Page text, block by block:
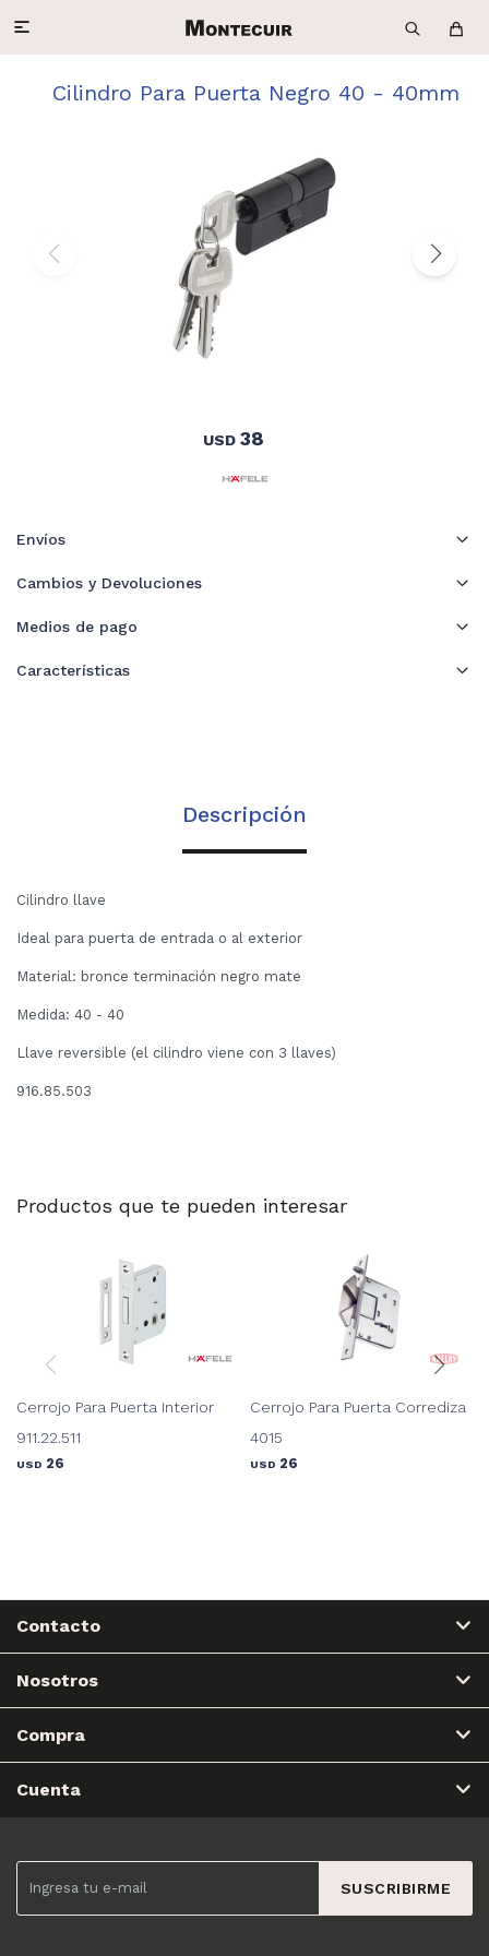

Cilindro Para Puerta Negro 40 - 40mm
USD 38
Envíos
Cambios y Devoluciones
Medios de pago
Características
Descripción
Cilindro llave
Ideal para puerta de entrada o al exterior
Material: bronce terminación negro mate
Medida: 40 - 40
Llave reversible (el cilindro viene con 3 llaves)
916.85.503
Productos que te pueden interesar
Cerrojo Para Puerta Interior
911.22.511
USD 26
Cerrojo Para Puerta Corrediza
4015
USD 26
SUSCRIBIRME
Contacto
Nosotros
Compra
Cuenta